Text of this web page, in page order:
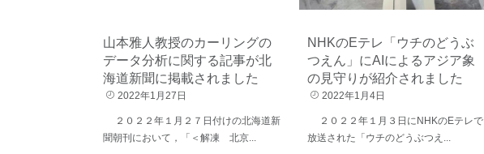
山本雅人教授のカーリングの
データ分析に関する記事が北
海道新聞に掲載されました
2022年1月27日
２０２２年１月２７日付けの北海道新
聞朝刊において，「＜解凍 北京...
NHKのEテレ「ウチのどうぶ
つえん」にAIによるアジア象
の見守りが紹介されました
2022年1月4日
２０２２年１月３日にNHKのEテレで
放送された「ウチのどうぶつえ...